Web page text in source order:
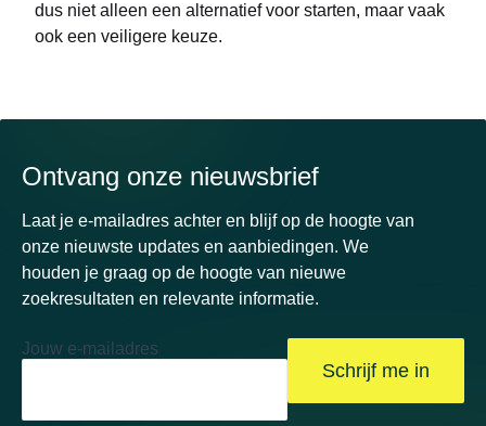
dus niet alleen een alternatief voor starten, maar vaak
ook een veiligere keuze.
Ontvang onze nieuwsbrief
Laat je e-mailadres achter en blijf op de hoogte van
onze nieuwste updates en aanbiedingen. We
houden je graag op de hoogte van nieuwe
zoekresultaten en relevante informatie.
Jouw e-mailadres
Schrijf me in